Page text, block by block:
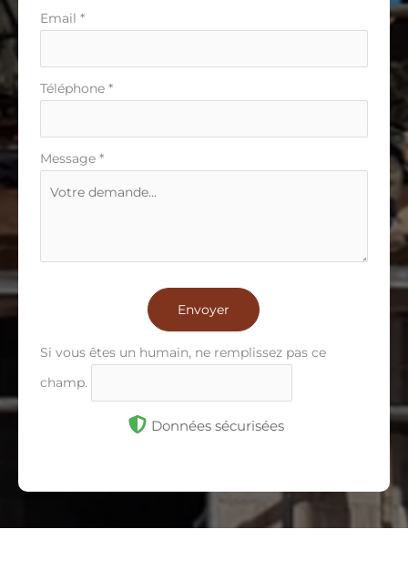
Email *
Téléphone *
Message *
Envoyer
Si vous êtes un humain, ne remplissez pas ce
champ.
Données sécurisées